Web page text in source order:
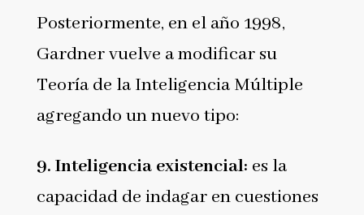
Posteriormente, en el año 1998,
Gardner vuelve a modificar su
Teoría de la Inteligencia Múltiple
agregando un nuevo tipo:
9. Inteligencia existencial: es la
capacidad de indagar en cuestiones